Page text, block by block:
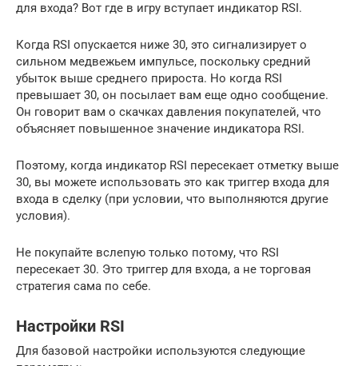
для входа? Вот где в игру вступает индикатор RSI.
Когда RSI опускается ниже 30, это сигнализирует о
сильном медвежьем импульсе, поскольку средний
убыток выше среднего прироста. Но когда RSI
превышает 30, он посылает вам еще одно сообщение.
Он говорит вам о скачках давления покупателей, что
объясняет повышенное значение индикатора RSI.
Поэтому, когда индикатор RSI пересекает отметку выше
30, вы можете использовать это как триггер входа для
входа в сделку (при условии, что выполняются другие
условия).
Не покупайте вслепую только потому, что RSI
пересекает 30. Это триггер для входа, а не торговая
стратегия сама по себе.
Настройки RSI
Для базовой настройки используются следующие